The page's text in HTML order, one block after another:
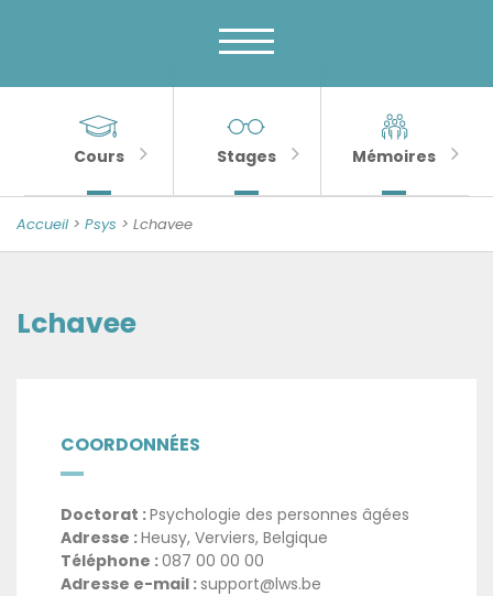
Banner
MENU
Psychologie
de
la
Sections
importantes
Cours Stages Mémoires
Accueil > Psys > Lchavee
Lchavee
COORDONNÉES
Doctorat :Psychologie des personnes âgées
Adresse :Heusy, Verviers, Belgique
Téléphone :087 00 00 00
Adresse e-mail :support@lws.be